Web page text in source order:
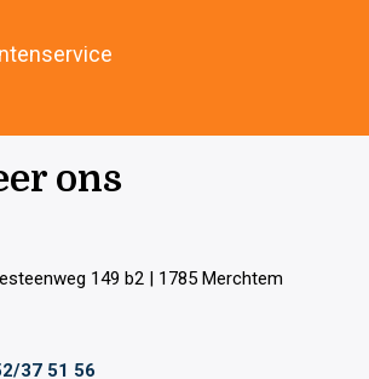
ons
149 b2 | 1785 Merchtem
37 51 56